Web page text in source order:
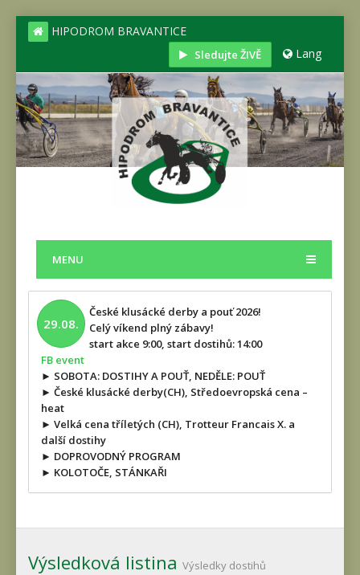
HIPODROM BRAVANTICE
Sledujte ŽIVĚ Lang
MENU
29.08.
České klusácké derby a pouť 2026!
Celý víkend plný zábavy!
start akce 9:00, start dostihů: 14:00
FB event
► SOBOTA: DOSTIHY A POUŤ, NEDĚLE: POUŤ
► České klusácké derby(CH), Středoevropská cena –
heat
► Velká cena tříletých (CH), Trotteur Francais X. a
další dostihy
► DOPROVODNÝ PROGRAM
► KOLOTOČE, STÁNKAŘI
Výsledková listina Výsledky dostihů